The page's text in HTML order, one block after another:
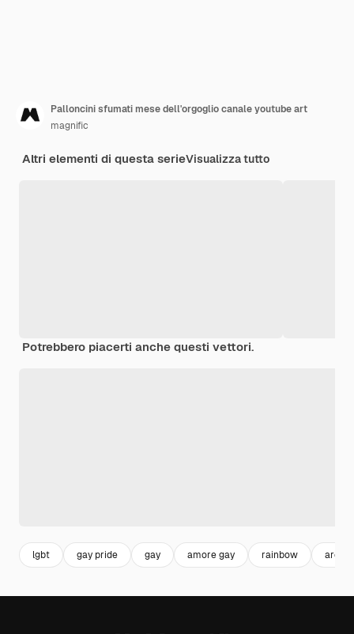
Palloncini sfumati mese dell'orgoglio canale youtube art
magnific
Altri elementi di questa serieVisualizza tutto
Potrebbero piacerti anche questi vettori.
lgbt gay pride gay amore gay rainbow